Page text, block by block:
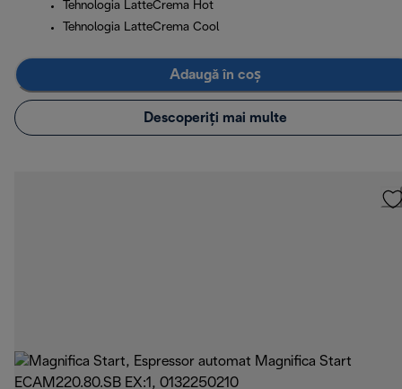
Tehnologia LatteCrema Hot
Tehnologia LatteCrema Cool
Adaugă în coș
Descoperiți mai multe